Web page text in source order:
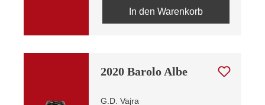
In den Warenkorb
2020 Barolo Albe
G.D. Vajra